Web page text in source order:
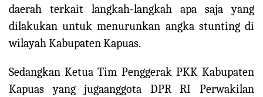
daerah terkait langkah-langkah apa saja yang
dilakukan untuk menurunkan angka stunting di
wilayah Kabupaten Kapuas.
Sedangkan Ketua Tim Penggerak PKK Kabupaten
Kapuas yang jugaanggota DPR RI Perwakilan